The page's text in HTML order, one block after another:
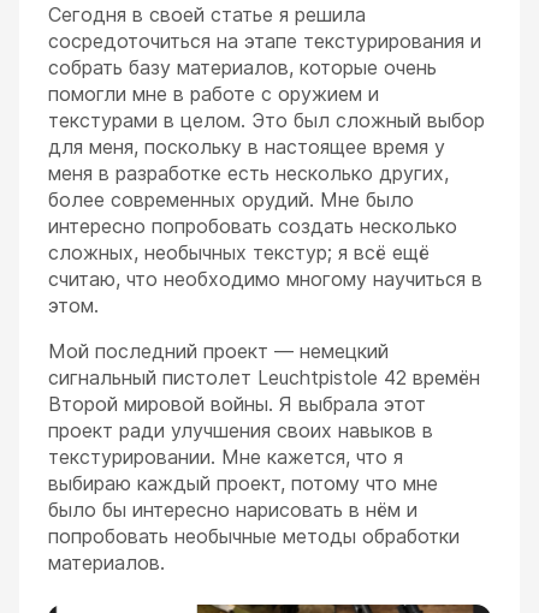
Сегодня в своей статье я решила
сосредоточиться на этапе текстурирования и
собрать базу материалов, которые очень
помогли мне в работе с оружием и
текстурами в целом. Это был сложный выбор
для меня, поскольку в настоящее время у
меня в разработке есть несколько других,
более современных орудий. Мне было
интересно попробовать создать несколько
сложных, необычных текстур; я всё ещё
считаю, что необходимо многому научиться в
этом.
Мой последний проект — немецкий
сигнальный пистолет Leuchtpistole 42 времён
Второй мировой войны. Я выбрала этот
проект ради улучшения своих навыков в
текстурировании. Мне кажется, что я
выбираю каждый проект, потому что мне
было бы интересно нарисовать в нём и
попробовать необычные методы обработки
материалов.